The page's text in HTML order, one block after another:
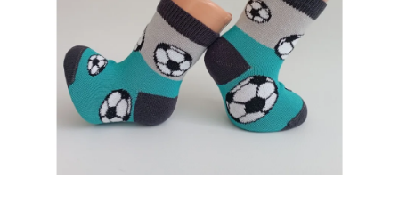
HODNOCENÍ OBCHODU
Proč AMÁLKA?
Doprava a platba
Tabulka velikostí
Postup pro vrácení a výměnu
Velkoobchod
Obchodní podmínky